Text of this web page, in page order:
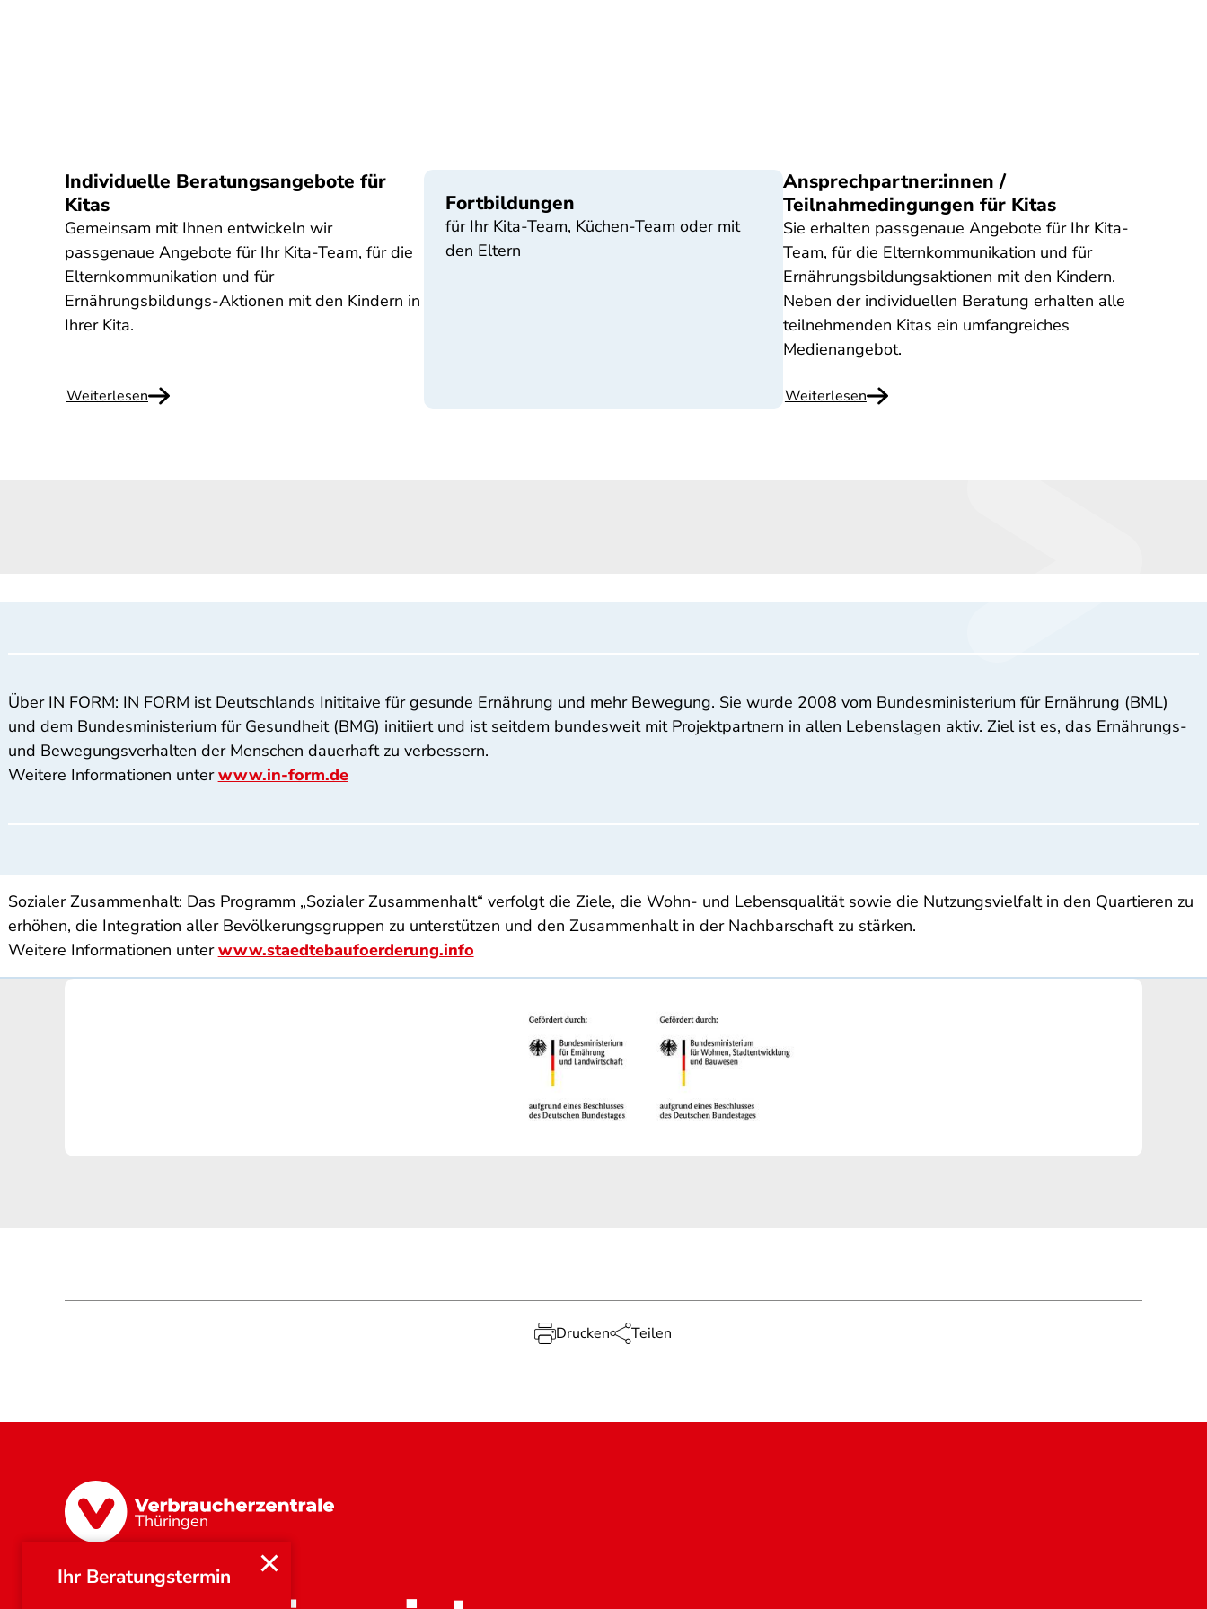
Ihr Beratungstermin
Individuelle Beratungsangebote für
Kitas
Gemeinsam mit Ihnen entwickeln wir
passgenaue Angebote für Ihr Kita-Team, für die
Elternkommunikation und für
Ernährungsbildungs-Aktionen mit den Kindern in
Ihrer Kita.
Weiterlesen
Fortbildungen
für Ihr Kita-Team, Küchen-Team oder mit
den Eltern
Ansprechpartner:innen /
Teilnahmedingungen für Kitas
Sie erhalten passgenaue Angebote für Ihr Kita-
Team, für die Elternkommunikation und für
Ernährungsbildungsaktionen mit den Kindern.
Neben der individuellen Beratung erhalten alle
teilnehmenden Kitas ein umfangreiches
Medienangebot.
Weiterlesen
Über IN FORM: IN FORM ist Deutschlands Inititaive für gesunde Ernährung und mehr Bewegung. Sie wurde 2008 vom Bundesministerium für Ernährung (BML)
und dem Bundesministerium für Gesundheit (BMG) initiiert und ist seitdem bundesweit mit Projektpartnern in allen Lebenslagen aktiv. Ziel ist es, das Ernährungs-
und Bewegungsverhalten der Menschen dauerhaft zu verbessern.
Weitere Informationen unterwww.in-form.de
Sozialer Zusammenhalt: Das Programm „Sozialer Zusammenhalt“ verfolgt die Ziele, die Wohn- und Lebensqualität sowie die Nutzungsvielfalt in den Quartieren zu
erhöhen, die Integration aller Bevölkerungsgruppen zu unterstützen und den Zusammenhalt in der Nachbarschaft zu stärken.
Weitere Informationen unterwww.staedtebaufoerderung.info
Drucken Teilen
Thüringen